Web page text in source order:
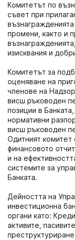
Комитетът по
съвет при
промени, както и
изисквания и
Комитетът за
оценяване на
членове на
висш ръководен
позиции в
нормативни
висш ръководен
Одитният комитет
финансовото
и на
системите за
Банката.
Дейността на
инвестиционна
органи като:
активите,